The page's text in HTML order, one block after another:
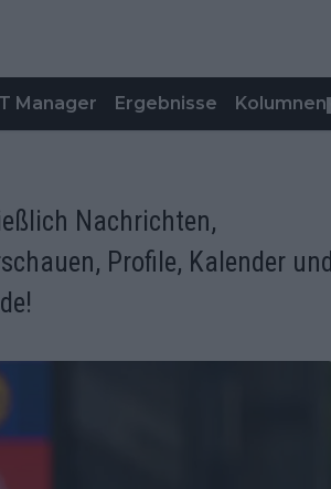
Manager Ergebnisse Kolumnen
Nachrichten,
Profile, Kalender und